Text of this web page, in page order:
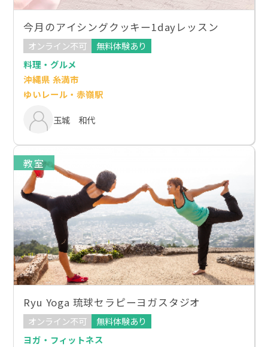
今月のアイシングクッキー1dayレッスン
オンライン不可
無料体験あり
料理・グルメ
沖縄県 糸満市
ゆいレール・赤嶺駅
玉城 和代
教室
Ryu Yoga 琉球セラピーヨガスタジオ
オンライン不可
無料体験あり
ヨガ・フィットネス